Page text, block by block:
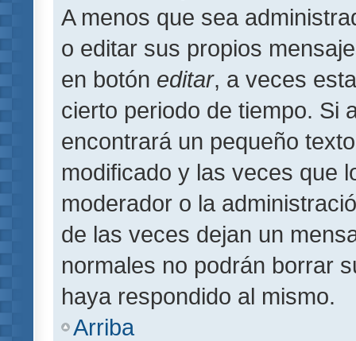
A menos que sea
o editar sus propios
en botón editar, a veces
cierto periodo de tiempo. Si
encontrará un pequeño
modificado y las veces que
moderador o la
de las veces dejan un
normales no podrán borrar
haya respondido al mismo.
Arriba